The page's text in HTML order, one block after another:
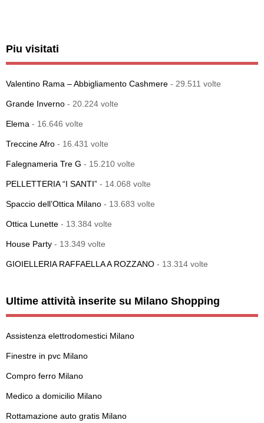
Piu visitati
Valentino Rama – Abbigliamento Cashmere - 29.511 volte
Grande Inverno - 20.224 volte
Elema - 16.646 volte
Treccine Afro - 16.431 volte
Falegnameria Tre G - 15.210 volte
PELLETTERIA “I SANTI” - 14.068 volte
Spaccio dell’Ottica Milano - 13.683 volte
Ottica Lunette - 13.384 volte
House Party - 13.349 volte
GIOIELLERIA RAFFAELLA A ROZZANO - 13.314 volte
Ultime attività inserite su Milano Shopping
Assistenza elettrodomestici Milano
Finestre in pvc Milano
Compro ferro Milano
Medico a domicilio Milano
Rottamazione auto gratis Milano